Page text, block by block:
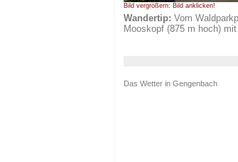
Bild vergrößern: Bild anklicken!
Wandertip: Vom
Mooskopf (875 m hoch)
Das Wetter in Gengenbach